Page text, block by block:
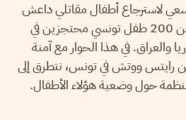
لاسترجاع أطفال مقاتلي داعش
التونسيٍين . كما كشفت عن 200 طفل تونسي محتجزين في
والعراق. في هذا الحوار مع آمنة
رايتس ووتش في تونس، نتطرق إلى
حول وضعية هؤلاء الأطفال.